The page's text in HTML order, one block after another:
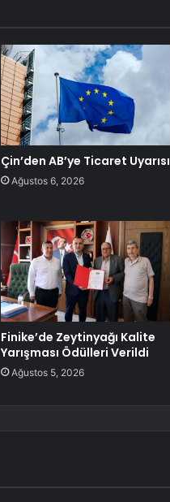
Çin’den AB’ye Ticaret Uyarısı
Ağustos 6, 2026
Finike’de Zeytinyağı Kalite
Yarışması Ödülleri Verildi
Ağustos 5, 2026